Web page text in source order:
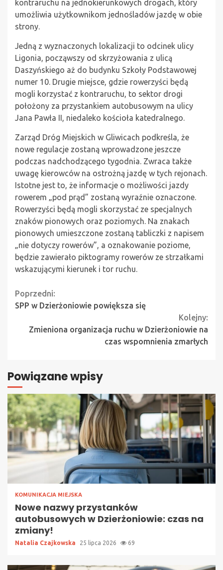
kontraruchu na jednokierunkowych drogach, który
umożliwia użytkownikom jednośladów jazdę w obie
strony.
Jedną z wyznaczonych lokalizacji to odcinek ulicy
Ligonia, począwszy od skrzyżowania z ulicą
Daszyńskiego aż do budynku Szkoły Podstawowej
numer 10. Drugie miejsce, gdzie rowerzyści będą
mogli korzystać z kontraruchu, to sektor drogi
położony za przystankiem autobusowym na ulicy
Jana Pawła II, niedaleko kościoła katedralnego.
Zarząd Dróg Miejskich w Gliwicach podkreśla, że
nowe regulacje zostaną wprowadzone jeszcze
podczas nadchodzącego tygodnia. Zwraca także
uwagę kierowców na ostrożną jazdę w tych rejonach.
Istotne jest to, że informacje o możliwości jazdy
rowerem „pod prąd” zostaną wyraźnie oznaczone.
Rowerzyści będą mogli skorzystać ze specjalnych
znaków pionowych oraz poziomych. Na znakach
pionowych umieszczone zostaną tabliczki z napisem
„nie dotyczy rowerów”, a oznakowanie poziome,
będzie zawierało piktogramy rowerów ze strzałkami
wskazującymi kierunek i tor ruchu.
Continue
Poprzedni:
SPP w Dzierżoniowie powiększa się
Kolejny:
Zmieniona organizacja ruchu w Dzierżoniowie na
czas wspomnienia zmarłych
Powiązane wpisy
KOMUNIKACJA MIEJSKA
Nowe nazwy przystanków
autobusowych w Dzierżoniowie: czas na
zmiany!
Natalia Czajkowska 25 lipca 2026 69